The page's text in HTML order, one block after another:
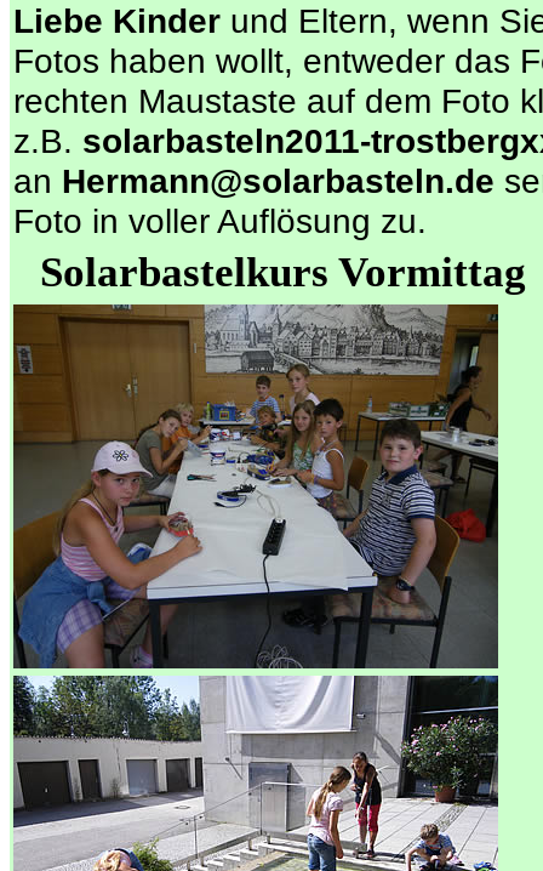
Liebe Kinder und Eltern, wenn
Fotos haben wollt, entweder das
rechten Maustaste auf dem Foto
z.B. solarbasteln2011-
an Hermann@solarbasteln.de
Foto in voller Auflösung zu.
Solarbastelkurs Vormittag